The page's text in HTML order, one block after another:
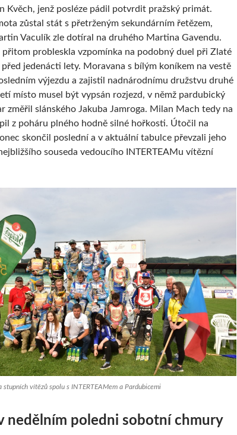
Kvěch, jenž posléze pádil potvrdit pražský primát.
zůstal stát s přetrženým sekundárním řetězem,
Vaculík zle dotíral na druhého Martina Gavendu.
přitom probleskla vzpomínka na podobný duel při Zlaté
jedenácti lety. Moravana s bílým koníkem na vestě
výjezdu a zajistil nadnárodnímu družstvu druhé
místo musel být vypsán rozjezd, v němž pardubický
změřil slánského Jakuba Jamroga. Milan Mach tedy na
z poháru plného hodně silné hořkosti. Útočil na
skončil poslední a v aktuální tabulce převzali jeho
souseda vedoucího INTERTEAMu vítězní
stupních vítězů spolu s INTERTEAMem a Pardubicemi
nedělním poledni sobotní chmury